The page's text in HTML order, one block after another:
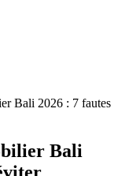
Bali 2026 : 7 fautes
Bali